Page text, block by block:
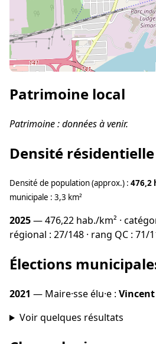
Patrimoine local
Patrimoine : données à venir.
Densité résidentielle
Densité de population (approx.) : 476,2
municipale : 3,3 km²
2025— 476,22 hab./km² ·
régional : 27/148 · rang QC : 71/
Élections
2021 — Maire·sse élu·e :
Voir quelques résultats